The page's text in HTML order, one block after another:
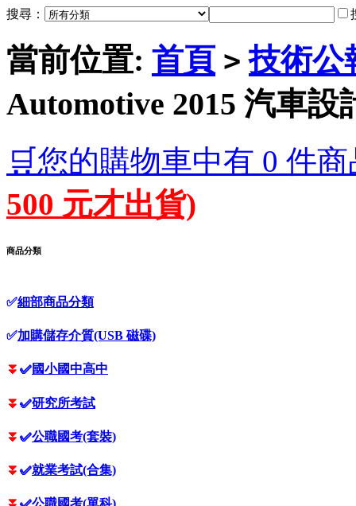
搜尋：
當前位置: 首頁 > 技術公
Automotive 2015 汽車
🛒您的購物車中有 0 件
500 元才出貨)
商品分類
✅細部商品分類
✅加購儲存介質(USB 磁碟)
⏬ ✅國小國中高中
⏬ ✅研究所考試
⏬ ✅公職國考(套裝)
⏬ ✅就業考試(合集)